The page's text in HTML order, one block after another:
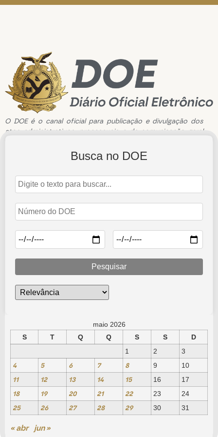
O DOE é o canal oficial para publicação e divulgação dos
atos administrativos, processuais e de comunicação geral
Edição de n°3782 de 12 de Maio de 2026
12 de maio de 2026
Abrir Edição
Busca no DOE
Pesquisar
maio 2026
S
T Q Q S S
D
1
2 3
4 5 6 7 8 9 10
11 12 13 14 15 16 17
18 19 20 21 22 23 24
25 26 27 28 29 30 31
« abr jun »